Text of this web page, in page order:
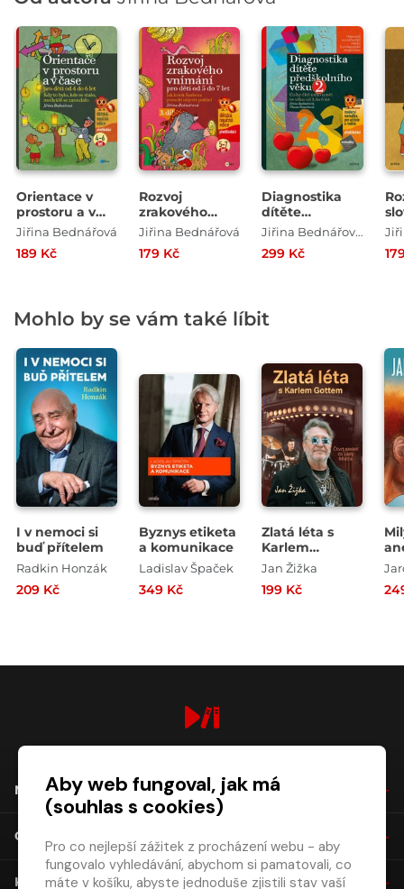
Orientace v
prostoru a v
čase pro děti
Jiřina Bednářová
189 Kč
Rozvoj
zrakového
vnímání
Jiřina Bednářová
179 Kč
Diagnostika
dítěte
předškolního Jiřina Bednářová , Vlasta Šmardová
299 Kč
Mohlo by se vám také líbit
I v nemoci si
buď přítelem
Radkin Honzák
209 Kč
Byznys etiketa
a komunikace
Ladislav Špaček
349 Kč
Zlatá léta s
Karlem
Gottem - Čtvrt
Mistra
Jan Žižka
199 Kč
NÁKUP
O SPOLEČNOSTI
KONTAKT
Aby web fungoval, jak má
(souhlas s cookies)
Pro co nejlepší zážitek z procházení webu - aby
fungovalo vyhledávání, abychom si pamatovali, co
máte v košíku, abyste jednoduše zjistili stav vaší